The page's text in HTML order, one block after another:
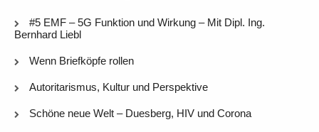
#5 EMF – 5G Funktion und Wirkung – Mit Dipl. Ing.
Bernhard Liebl
Wenn Briefköpfe rollen
Autoritarismus, Kultur und Perspektive
Schöne neue Welt – Duesberg, HIV und Corona